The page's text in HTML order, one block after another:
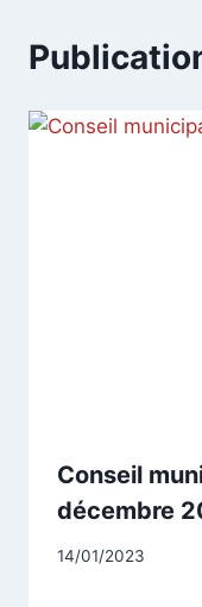
Conseil
décembre
Par
14/01/2023